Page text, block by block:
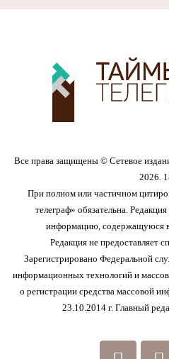
Все права защищены © Сетевое
2026.
При полном или частичном
телеграф» обязательна.
информацию, содержащуюся
Редакция не предоставляет
Зарегистрировано Федеральной
информационных технологий и
о регистрации средства массовой
23.10.2014 г. Главный